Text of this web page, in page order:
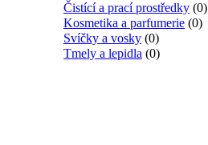
Čistící a prací prostředky (0)
Kosmetika a parfumerie (0)
Svíčky a vosky (0)
Tmely a lepidla (0)